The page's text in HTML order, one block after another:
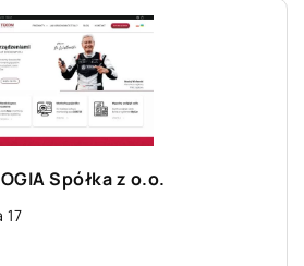
Spółka z o.o.
17